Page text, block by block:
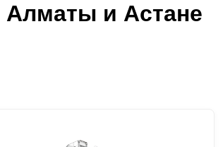
Алматы и Астане